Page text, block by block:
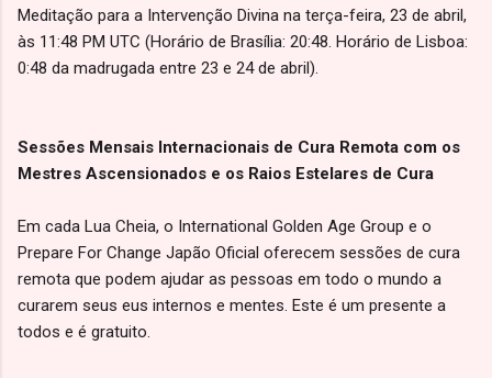
Meditação para a Intervenção Divina na terça-feira, 23 de abril,
às 11:48 PM UTC (Horário de Brasília: 20:48. Horário de Lisboa:
0:48 da madrugada entre 23 e 24 de abril).
Sessões Mensais Internacionais de Cura Remota com os
Mestres Ascensionados e os Raios Estelares de Cura
Em cada Lua Cheia, o International Golden Age Group e o
Prepare For Change Japão Oficial oferecem sessões de cura
remota que podem ajudar as pessoas em todo o mundo a
curarem seus eus internos e mentes. Este é um presente a
todos e é gratuito.